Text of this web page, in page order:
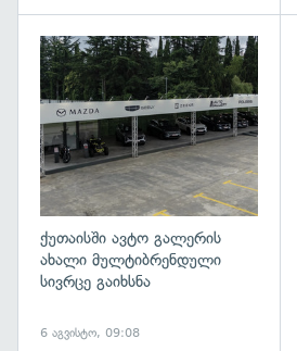
ქუთაისში ავტო გალერის
ახალი მულტიბრენდული
სივრცე გაიხსნა
6 აგვისტო, 09:08